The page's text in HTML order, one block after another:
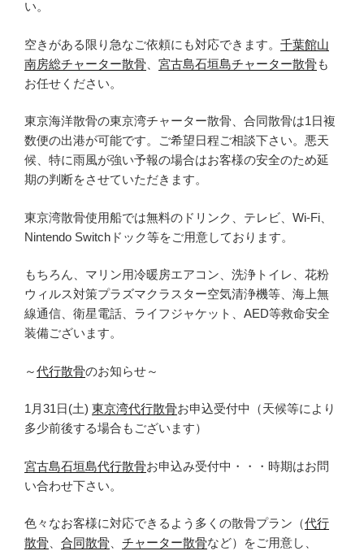
い。
空きがある限り急なご依頼にも対応できます。 千葉館山
南房総チャーター散骨
宮古島石垣島チャーター散骨も
お任せください。
東京海洋散骨の東京湾チャーター散骨、合同散骨は1日複
数便の出港が可能です。ご希望日程ご相談下さい。悪天
候、特に雨風が強い予報の場合はお客様の安全のため延
期の判断をさせていただきます。
東京湾散骨使用船では無料のドリンク、テレビ、Wi-Fi、
Nintendo Switchドック等をご用意しております。
もちろん、マリン用冷暖房エアコン、洗浄トイレ、花粉
ウィルス対策プラズマクラスター空気清浄機等、海上無
線通信、衛星電話、ライフジャケット、AED等救命安全
装備ございます。
～代行散骨のお知らせ～
1月31日(土) 東京湾代行散骨お申込受付中（天候等により
多少前後する場合もございます）
宮古島石垣島代行散骨お申込み受付中・・・時期はお問
い合わせ下さい。
色々なお客様に対応できるよう多くの散骨プラン（代行
散骨
合同散骨 チャーター散骨など）をご用意し、